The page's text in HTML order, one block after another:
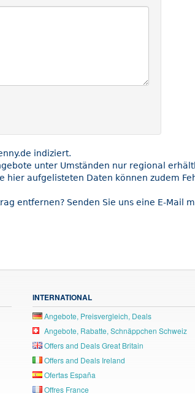
indiziert.
unter Umständen nur regional
hier aufgelisteten Daten können zudem
entfernen? Senden Sie uns eine E-Mail
INTERNATIONAL
Angebote, Preisvergleich, Deals
Angebote, Rabatte, Schnäppchen Schweiz
Offers and Deals Great Britain
Offers and Deals Ireland
Ofertas España
Offres France